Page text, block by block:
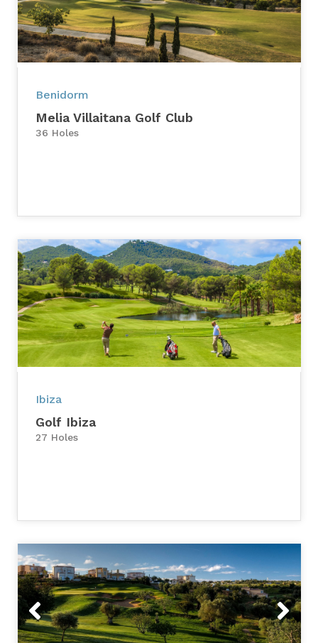
Benidorm
Melia Villaitana Golf Club
36 Holes
Ibiza
Golf Ibiza
27 Holes
Previous Next